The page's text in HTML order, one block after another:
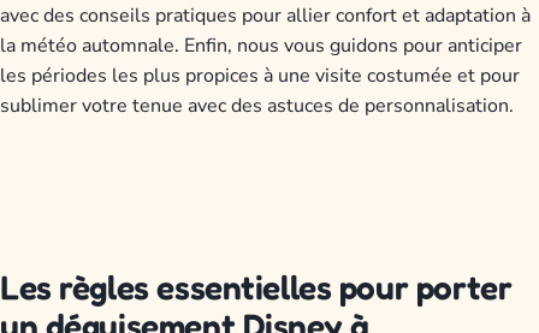
avec des conseils pratiques pour allier confort et adaptation à
la météo automnale. Enfin, nous vous guidons pour anticiper
les périodes les plus propices à une visite costumée et pour
sublimer votre tenue avec des astuces de personnalisation.
Les règles essentielles pour porter